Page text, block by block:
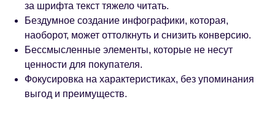
за шрифта текст тяжело читать.
Бездумное создание инфографики, которая,
наоборот, может оттолкнуть и снизить конверсию.
Бессмысленные элементы, которые не несут
ценности для покупателя.
Фокусировка на характеристиках, без упоминания
выгод и преимуществ.